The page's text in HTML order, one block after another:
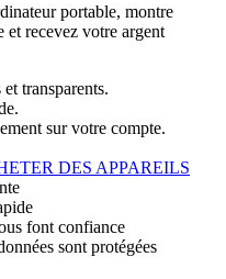
portable, montre
et recevez votre argent
transparents.
sur votre compte.
DES APPAREILS
font confiance
sont protégées